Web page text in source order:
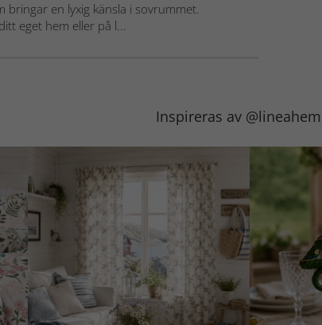
bringar en lyxig känsla i sovrummet.
eget hem eller på l...
Inspireras av